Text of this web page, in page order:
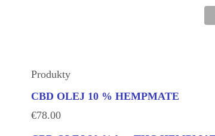
Produkty
CBD OLEJ 10 % HEMPMATE
€78.00